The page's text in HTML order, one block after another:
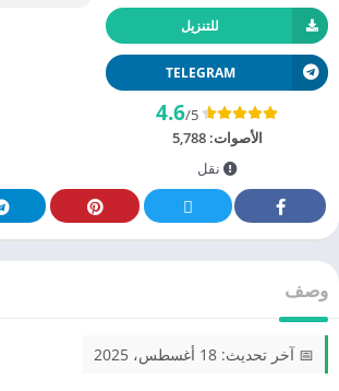
للتنزيل
TELEGRAM
4.6/5
الأصوات:5,788
نقل
وصف
📅 آخر تحديث: 18 أغسطس، 2025